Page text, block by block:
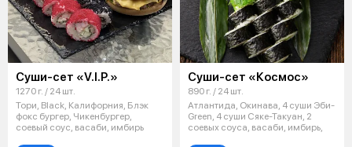
Суши-сет «V.I.P.»
1270 г. / 24 шт.
Тори, Black, Калифорния, Блэк
фокс бургер, Чикенбургер,
соевый соус, васаби, имбирь
Суши-сет «Космос»
890 г. / 24 шт.
Атлантида, Окинава, 4 суши Эби-
Green, 4 суши Сяке-Такуан, 2
соевых соуса, васаби, имбирь,